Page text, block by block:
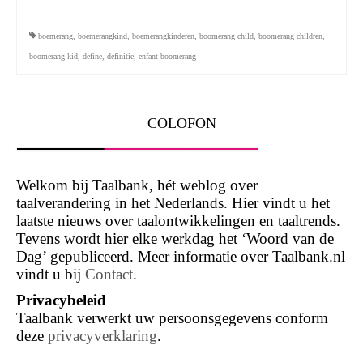
boemerang boemerangkind boemerangkinderen boomerang child boomerang children
boomerang kid define definitie enfant boomerang
COLOFON
Welkom bij Taalbank, hét weblog over
taalverandering in het Nederlands. Hier vindt u het
laatste nieuws over taalontwikkelingen en taaltrends.
Tevens wordt hier elke werkdag het ‘Woord van de
Dag’ gepubliceerd. Meer informatie over Taalbank.nl
vindt u bij Contact.
Privacybeleid
Taalbank verwerkt uw persoonsgegevens conform
deze privacyverklaring.